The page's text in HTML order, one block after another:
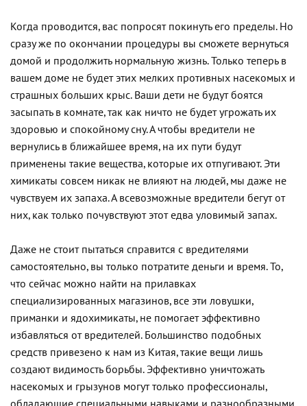
Когда проводится, вас попросят покинуть его пределы. Но
сразу же по окончании процедуры вы сможете вернуться
домой и продолжить нормальную жизнь. Только теперь в
вашем доме не будет этих мелких противных насекомых и
страшных больших крыс. Ваши дети не будут боятся
засыпать в комнате, так как ничто не будет угрожать их
здоровью и спокойному сну. А чтобы вредители не
вернулись в ближайшее время, на их пути будут
применены такие вещества, которые их отпугивают. Эти
химикаты совсем никак не влияют на людей, мы даже не
чувствуем их запаха. А всевозможные вредители бегут от
них, как только почувствуют этот едва уловимый запах.
Даже не стоит пытаться справится с вредителями
самостоятельно, вы только потратите деньги и время. То,
что сейчас можно найти на прилавках
специализированных магазинов, все эти ловушки,
приманки и ядохимикаты, не помогает эффективно
избавляться от вредителей. Большинство подобных
средств привезено к нам из Китая, такие вещи лишь
создают видимость борьбы. Эффективно уничтожать
насекомых и грызунов могут только профессионалы,